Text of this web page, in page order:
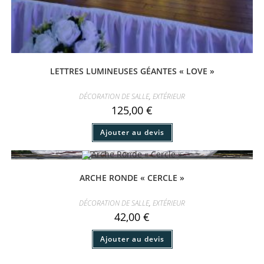
LETTRES LUMINEUSES GÉANTES « LOVE »
DÉCORATION DE SALLE, EXTÉRIEUR
125,00 €
Ajouter au devis
ARCHE RONDE « CERCLE »
DÉCORATION DE SALLE, EXTÉRIEUR
42,00 €
Ajouter au devis
Ce
a